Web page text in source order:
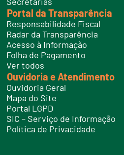
Portal da Transparência
Responsabilidade Fiscal
Radar da Transparência
Acesso à Informação
Folha de Pagamento
Ver todos
Ouvidoria e Atendimento
Ouvidoria Geral
Mapa do Site
Portal LGPD
SIC – Serviço de Informação
Política de Privacidade